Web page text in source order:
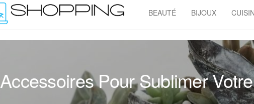
Shopping
BEAUTÉ BIJOUX
Accessoires Pour Sublimer